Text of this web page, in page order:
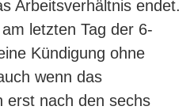
Arbeitsverhältnis endet.
letzten Tag der 6-
Kündigung ohne
wenn das
erst nach den sechs